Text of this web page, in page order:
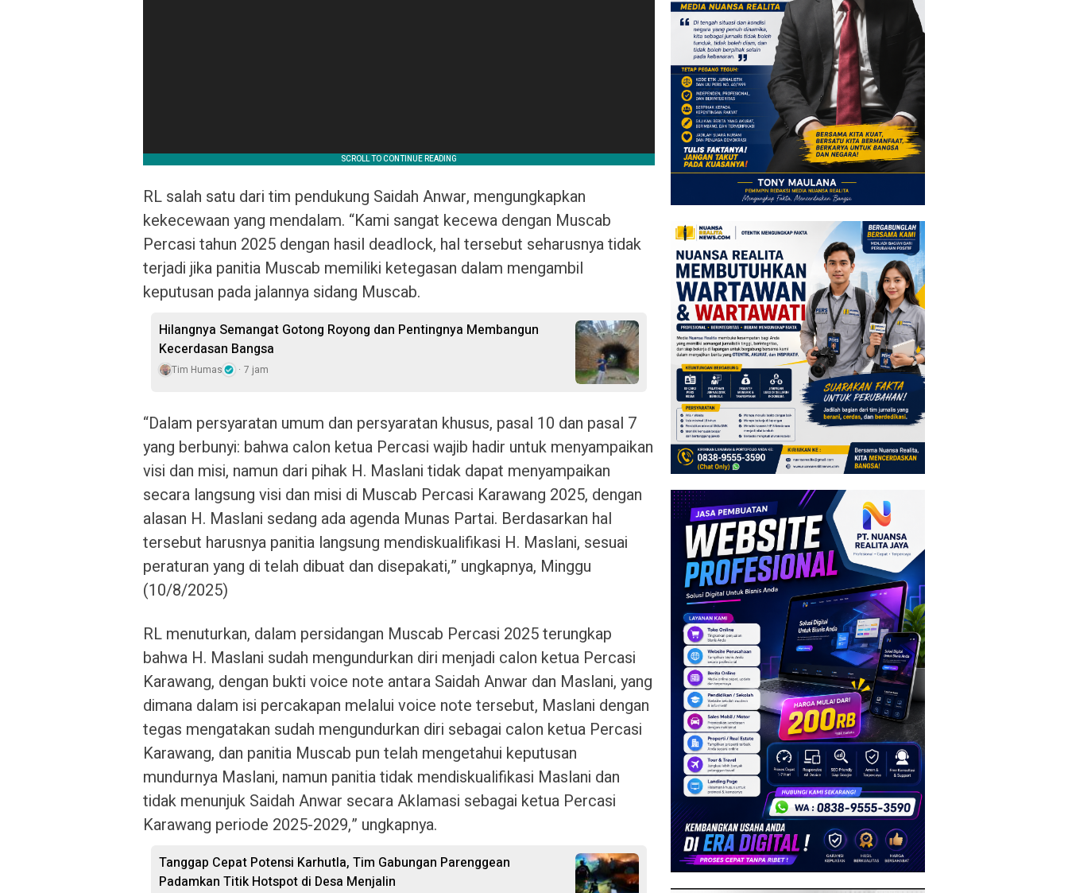
RL salah satu dari tim pendukung Saidah Anwar, mengungkapkan
kekecewaan yang mendalam. “Kami sangat kecewa dengan Muscab
Percasi tahun 2025 dengan hasil deadlock, hal tersebut seharusnya tidak
terjadi jika panitia Muscab memiliki ketegasan dalam mengambil
keputusan pada jalannya sidang Muscab.
Hilangnya Semangat Gotong Royong dan Pentingnya Membangun
Kecerdasan Bangsa
Tim Humas 7 jam
“Dalam persyaratan umum dan persyaratan khusus, pasal 10 dan pasal 7
yang berbunyi: bahwa calon ketua Percasi wajib hadir untuk menyampaikan
visi dan misi, namun dari pihak H. Maslani tidak dapat menyampaikan
secara langsung visi dan misi di Muscab Percasi Karawang 2025, dengan
alasan H. Maslani sedang ada agenda Munas Partai. Berdasarkan hal
tersebut harusnya panitia langsung mendiskualifikasi H. Maslani, sesuai
peraturan yang di telah dibuat dan disepakati,” ungkapnya, Minggu
(10/8/2025)
RL menuturkan, dalam persidangan Muscab Percasi 2025 terungkap
bahwa H. Maslani sudah mengundurkan diri menjadi calon ketua Percasi
Karawang, dengan bukti voice note antara Saidah Anwar dan Maslani, yang
dimana dalam isi percakapan melalui voice note tersebut, Maslani dengan
tegas mengatakan sudah mengundurkan diri sebagai calon ketua Percasi
Karawang, dan panitia Muscab pun telah mengetahui keputusan
mundurnya Maslani, namun panitia tidak mendiskualifikasi Maslani dan
tidak menunjuk Saidah Anwar secara Aklamasi sebagai ketua Percasi
Karawang periode 2025-2029,” ungkapnya.
Tanggap Cepat Potensi Karhutla, Tim Gabungan Parenggean
Padamkan Titik Hotspot di Desa Menjalin